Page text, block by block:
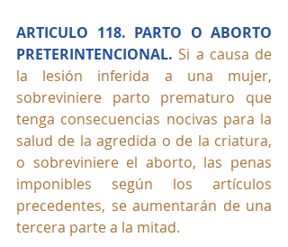
ARTICULO 118. PARTO O ABORTO
PRETERINTENCIONAL. Si a causa de
la lesión inferida a una mujer,
sobreviniere parto prematuro que
tenga consecuencias nocivas para la
salud de la agredida o de la criatura,
o sobreviniere el aborto, las penas
imponibles según los artículos
precedentes, se aumentarán de una
tercera parte a la mitad.